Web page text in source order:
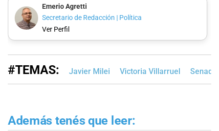
Emerio Agretti
Secretario de Redacción | Política
Ver Perfil
#TEMAS: Javier Milei Victoria Villarruel
Además tenés que leer: